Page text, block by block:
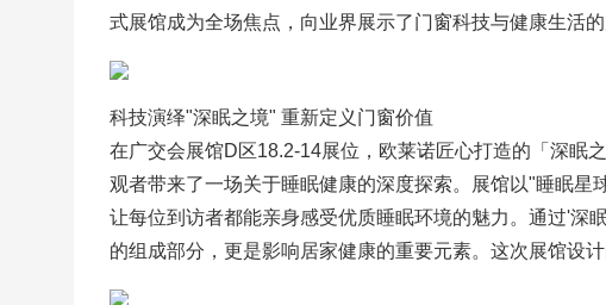
式展馆成为全场焦点，向业界展示了门窗科技与健康生活的
科技演绎"深眠之境" 重新定义门窗价值
在广交会展馆D区18.2-14展位，欧莱诺匠心打造的「深眠
观者带来了一场关于睡眠健康的深度探索。展馆以"睡眠星
让每位到访者都能亲身感受优质睡眠环境的魅力。通过'深
的组成部分，更是影响居家健康的重要元素。这次展馆设